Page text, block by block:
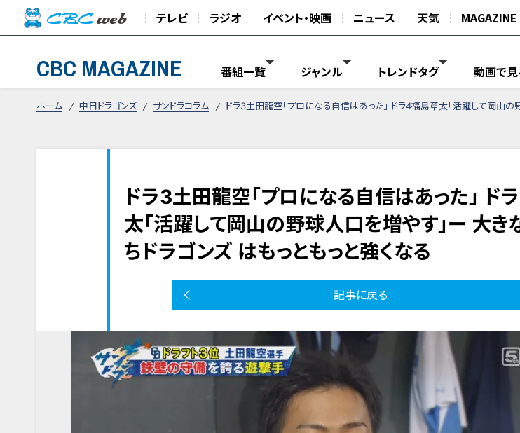
テレビ ラジオ イベント・映画 ニュース 天気 MAGAZINE
CBC MAGAZINE 番組一覧 ジャンル トレンドタグ 動画で見
ホーム 中日ドラゴンズ サンドラコラム ドラ3土田龍空「プロになる自信はあった」 ドラ4福島章太「活躍して岡山
ドラ3土田龍空「プロになる自信はあった」 ド
太「活躍して岡山の野球人口を増やす」ー 大き
ちドラゴンズ はもっともっと強くなる
記事に戻る